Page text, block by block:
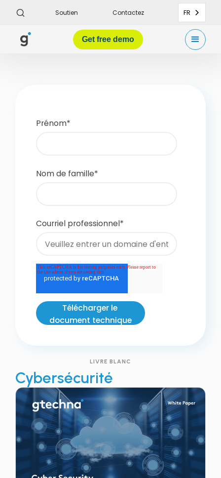
Soutien Contactez FR
Get free demo
LIVRE BLANC
Cybersécurité
Prénom*
Nom de famille*
Courriel professionnel*